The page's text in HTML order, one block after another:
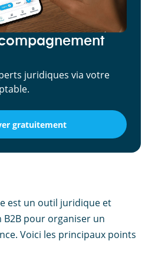
juridiques via votre
gratuitement
est un outil juridique et
pour organiser un
Voici les principaux points